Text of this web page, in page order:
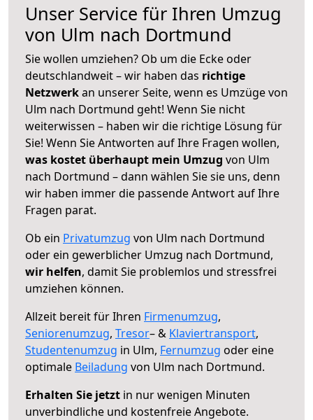
Unser Service für Ihren Umzug
von Ulm nach Dortmund
Sie wollen umziehen? Ob um die Ecke oder
deutschlandweit – wir haben das richtige
Netzwerkan unserer Seite, wenn es Umzüge von
Ulm nach Dortmund geht! Wenn Sie nicht
weiterwissen – haben wir die richtige Lösung für
Sie! Wenn Sie Antworten auf Ihre Fragen wollen,
was kostet überhaupt mein Umzug von Ulm
nach Dortmund – dann wählen Sie sie uns, denn
wir haben immer die passende Antwort auf Ihre
Fragen parat.
Ob ein Privatumzug von Ulm nach Dortmund
oder ein gewerblicher Umzug nach Dortmund,
wir helfen, damit Sie problemlos und stressfrei
umziehen können.
Allzeit bereit für Ihren Firmenumzug,
Seniorenumzug, Tresor– & Klaviertransport,
Studentenumzug in Ulm, Fernumzug oder eine
optimale Beiladung von Ulm nach Dortmund.
Erhalten Sie jetzt in nur wenigen Minuten
unverbindliche und kostenfreie Angebote.